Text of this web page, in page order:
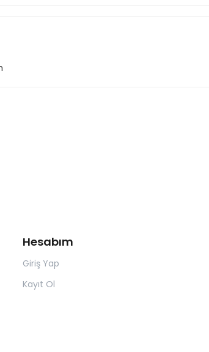
Hesabım
Giriş Yap
Kayıt Ol